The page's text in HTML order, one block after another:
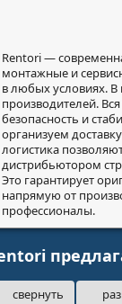
Rentori —
монтажные и
в любых условиях.
производителей.
безопасность и
организуем
логистика
дистрибьютором
Это гарантирует
напрямую от
профессионалы.
свернуть